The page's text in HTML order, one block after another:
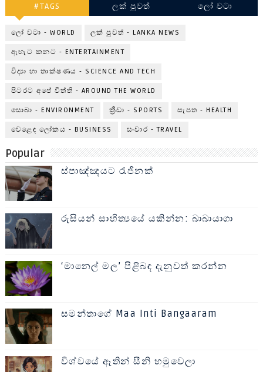
#TAGS ලක් පුවත් ලෝ වටා
ලෝ වටා - WORLD ලක් පුවත් - LANKA NEWS
ඇහැට කනට - ENTERTAINMENT
විද්‍යා හා තාක්ෂණය - SCIENCE AND TECH
පිටරට අපේ විත්ති - AROUND THE WORLD
සොබා - ENVIRONMENT ක්‍රීඩා - SPORTS සැපත - HEALTH
වෙළෙඳ ලෝකය - BUSINESS සංචාර - TRAVEL
Popular
ස්පාඤ්ඤයට රැජිනක්
රුසියන් සාහිත්‍යයේ යකින්න: බාබායාගා
‘මානෙල් මල’ පිළිබඳ දැනුවත් කරන්න
සමන්තාගේ Maa Inti Bangaaram
විශ්වයේ ඈතින් සීනි හමුවෙලා